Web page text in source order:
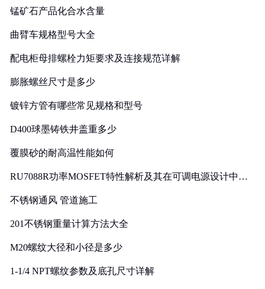
锰矿石产品化合水含量
曲臂车规格型号大全
配电柜母排螺栓力矩要求及连接规范详解
膨胀螺丝尺寸是多少
镀锌方管有哪些常见规格和型号
D400球墨铸铁井盖重多少
覆膜砂的耐高温性能如何
RU7088R功率MOSFET特性解析及其在可调电源设计中的
不锈钢通风 管道施工
201不锈钢重量计算方法大全
M20螺纹大径和小径是多少
1-1/4 NPT螺纹参数及底孔尺寸详解